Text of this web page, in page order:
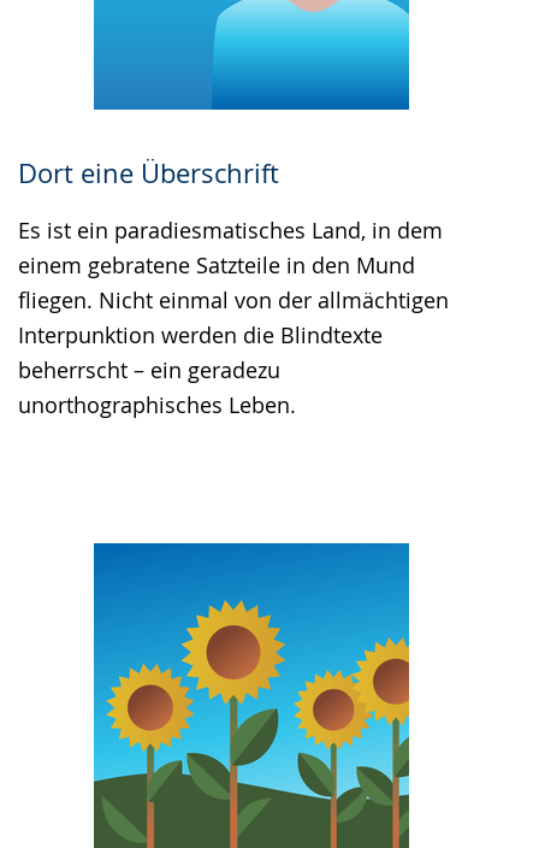
Dort eine Überschrift
Es ist ein paradiesmatisches Land, in dem
einem gebratene Satzteile in den Mund
fliegen. Nicht einmal von der allmächtigen
Interpunktion werden die Blindtexte
beherrscht – ein geradezu
unorthographisches Leben.